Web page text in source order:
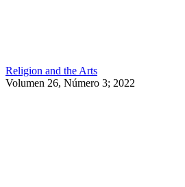
Religion and the Arts
Volumen 26, Número 3; 2022